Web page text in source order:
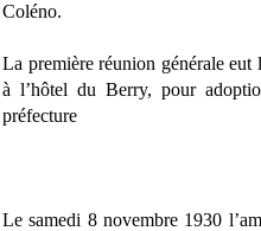
Coléno.
La première réunion générale
à l’hôtel du Berry, pour
préfecture
Le samedi 8 novembre 1930